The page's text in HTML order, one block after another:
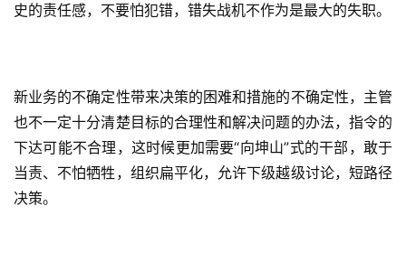
史的责任感，不要怕犯错，错失战机不作为是最大的失职。
新业务的不确定性带来决策的困难和措施的不确定性，主管
也不一定十分清楚目标的合理性和解决问题的办法，指令的
下达可能不合理，这时候更加需要“向坤山”式的干部，敢于
当责、不怕牺牲，组织扁平化，允许下级越级讨论，短路径
决策。